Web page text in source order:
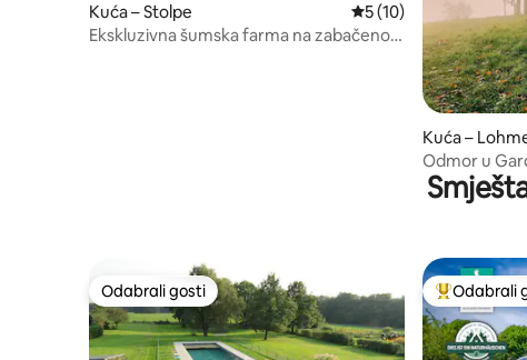
Kuća – Stolpe Prosječna ocjena: 5/5,
5 (10)
Ekskluzivna šumska farma na zabačenoj
Kuća –
Odmor u
blizini jezera
Odabrali gosti
Odabrali gosti Među
Odabrali